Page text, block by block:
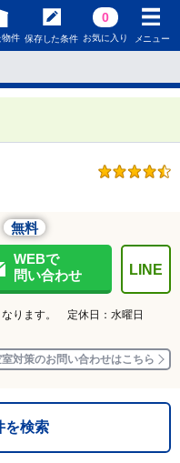
物件 保存した条件
0
お気に入り メニュー
無料
WEBで
問い合わせ
LINE
ります。 定休日：水曜日
対策のお問い合わせはこちら
を検索